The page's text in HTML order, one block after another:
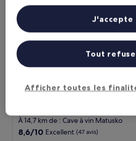
Bellevue Maradiso Casa
Bellevue Maradiso Casa by
4.0 étoiles
À 14,7 km de : Cave à vin Matusko
8.6
8,6/10 Excellent (47 avis)
personnalisés, mesure de performance des
études d’audience et développement de
Liste de nos partenaires (fournisseurs)
Afficher toutes les
Tout
J'accepte